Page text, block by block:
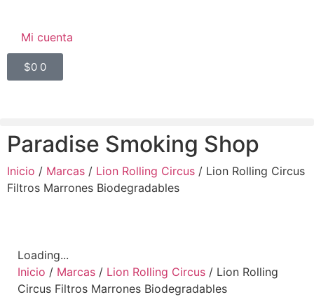
Mi cuenta
$0 0
Paradise Smoking Shop
Inicio / Marcas / Lion Rolling Circus / Lion Rolling Circus
Filtros Marrones Biodegradables
Loading...
Inicio / Marcas / Lion Rolling Circus / Lion Rolling
Circus Filtros Marrones Biodegradables